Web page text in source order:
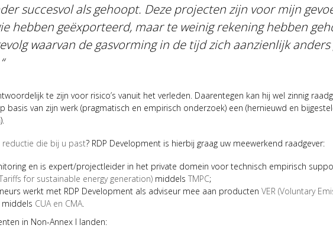
succesvol als gehoopt. Deze projecten zijn voor mijn
hebben geëxporteerd, maar te weinig rekening hebben
waarvan de gasvorming in de tijd zich aanzienlijk
“
te zijn voor risico’s vanuit het verleden. Daarentegen kan hij wel zinnig
basis van zijn werk (pragmatisch en empirisch onderzoek) een (hernieuwd en
reductie die bij u past? RDP Development is hierbij graag uw meewerkend raadgever:
en is expert/projectleider in het private domein voor technisch empirisch
for sustainable energy generation) middels TMPC;
werkt met RDP Development als adviseur mee aan producten VER (Voluntary
middels CUA en CMA
in Non-Annex I landen: